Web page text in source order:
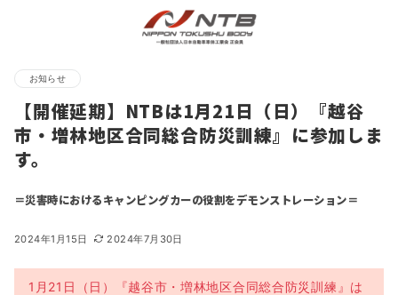
お知らせ
【開催延期】NTBは1月21日（日）『越谷
市・増林地区合同総合防災訓練』に参加しま
す。
＝災害時におけるキャンピングカーの役割をデモンストレーション＝
2024年1月15日 2024年7月30日
1月21日（日）『越谷市・増林地区合同総合防災訓練』は